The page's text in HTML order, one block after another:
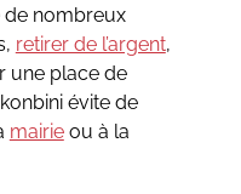
de nombreux
retirer de l’argent,
une place de
évite de
mairieou à la